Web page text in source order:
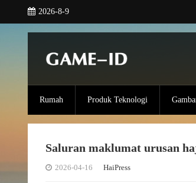
2026-8-9
Rumah Produk Teknologi
Saluran maklumat urusan
2026-04-16 HaiPress